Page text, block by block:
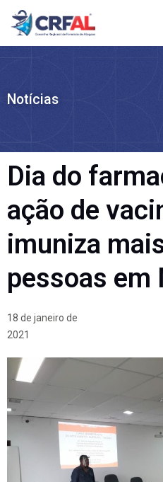
Ir
para
Notícias
Dia do
ação de
imuniza
pessoas em
18 de janeiro de
2021